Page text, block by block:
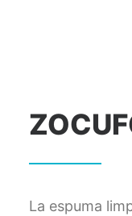
La espuma